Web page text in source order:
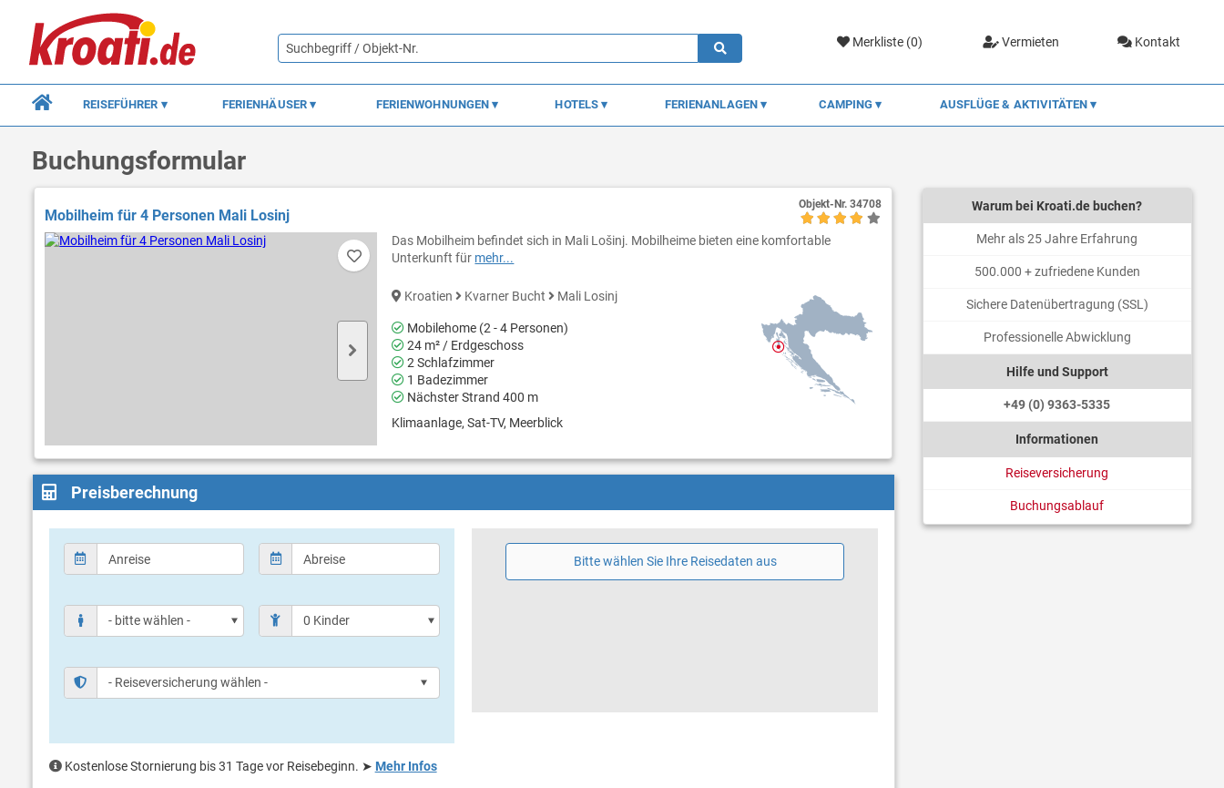
Merkliste (0) Vermieten Kontakt
REISEFÜHRER FERIENHÄUSER FERIENWOHNUNGEN HOTELS FERIENANLAGEN CAMPING AUSFLÜGE & AKTIVITÄTEN
Buchungsformular
Mobilheim für 4 Personen Mali Losinj
Das Mobilheim befindet sich in Mali Lošinj. Mobilheime bieten eine komfortable
Unterkunft für mehr...
Kroatien Kvarner Bucht Mali Losinj
Mobilehome (2 - 4 Personen)
24 m² / Erdgeschoss
2 Schlafzimmer
1 Badezimmer
Nächster Strand 400 m
Klimaanlage, Sat-TV, Meerblick
Objekt-Nr.34708
Preisberechnung
Kostenlose Stornierung bis 31 Tage vor Reisebeginn. ➤ Mehr Infos
Bitte wählen Sie Ihre Reisedaten aus
Warum bei Kroati.de buchen?
Mehr als 25 Jahre Erfahrung
500.000 + zufriedene Kunden
Sichere Datenübertragung (SSL)
Professionelle Abwicklung
Hilfe und Support
+49 (0) 9363-5335
Informationen
Reiseversicherung
Buchungsablauf